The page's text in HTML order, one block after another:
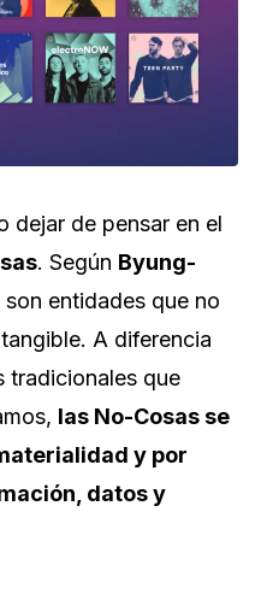
dejar de pensar en el
. Según Byung-
entidades que no
A diferencia
tradicionales que
las No-Cosas se
y por
datos y